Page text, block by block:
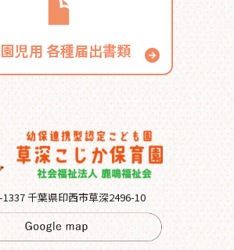
児用 各種届出書類
1337 千葉県印西市草深2496-10